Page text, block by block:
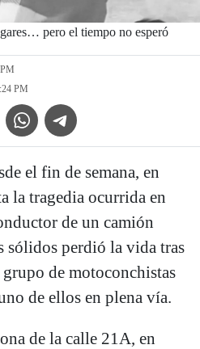
pero el tiempo no esperó
PM
Icon
WhatsApp IconTelegram Icon
el fin de semana, en
la tragedia ocurrida en
de un camión
sólidos perdió la vida tras
de motoconchistas
de ellos en plena vía.
de la calle 21A, en